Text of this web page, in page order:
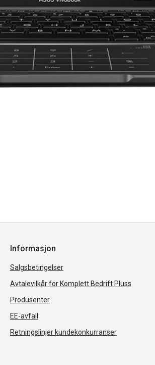
Informasjon
Salgsbetingelser
Avtalevilkår for Komplett Bedrift Pluss
Produsenter
EE-avfall
Retningslinjer kundekonkurranser